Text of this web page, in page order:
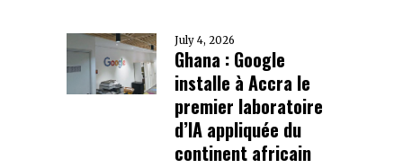
July 4, 2026
Ghana : Google
installe à Accra le
premier laboratoire
d’IA appliquée du
continent africain